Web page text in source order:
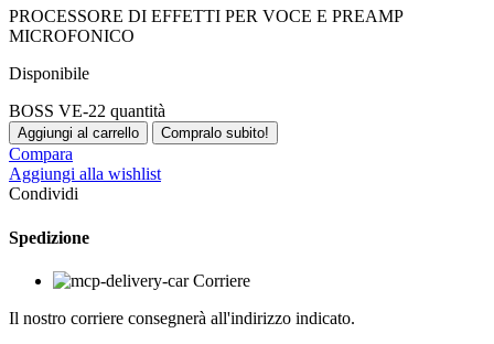
PROCESSORE DI EFFETTI PER VOCE E PREAMP
MICROFONICO
Disponibile
BOSS VE-22 quantità
Aggiungi al carrello Compralo subito!
Compara
Aggiungi alla wishlist
Condividi
Spedizione
Corriere
Il nostro corriere consegnerà all'indirizzo indicato.